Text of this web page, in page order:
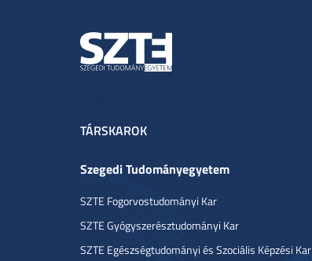
TÁRSKAROK
Szegedi Tudományegyetem
SZTE Fogorvostudományi Kar
SZTE Gyógyszerésztudományi Kar
SZTE Egészségtudományi és Szociális Képzési Kar